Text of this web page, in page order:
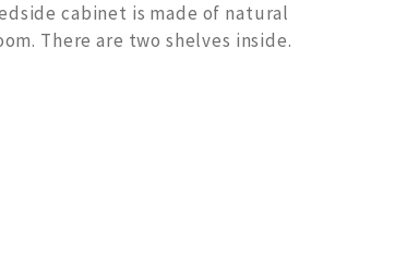
cabinet is made of natural
There are two shelves inside.